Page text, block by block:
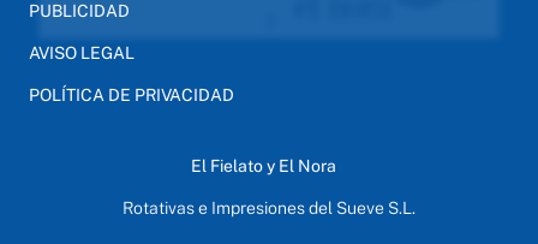
PUBLICIDAD
AVISO LEGAL
POLÍTICA DE PRIVACIDAD
El Fielato y El Nora
Rotativas e Impresiones del Sueve S.L.